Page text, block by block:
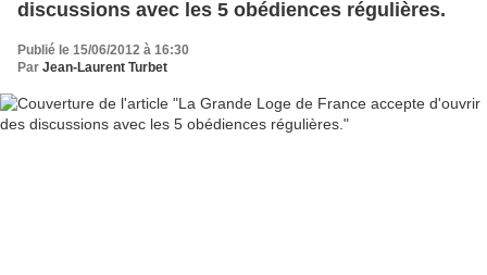
discussions avec les 5 obédiences régulières.
Publié le 15/06/2012 à 16:30
Par Jean-Laurent Turbet